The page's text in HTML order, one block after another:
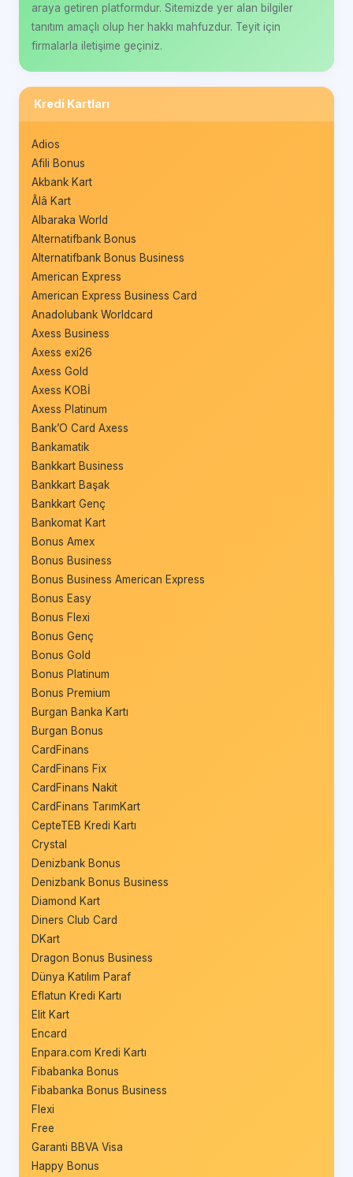
araya getiren platformdur. Sitemizde yer alan bilgiler
tanıtım amaçlı olup her hakkı mahfuzdur. Teyit için
firmalarla iletişime geçiniz.
Kredi Kartları
Adios
Afili Bonus
Akbank Kart
Âlâ Kart
Albaraka World
Alternatifbank Bonus
Alternatifbank Bonus Business
American Express
American Express Business Card
Anadolubank Worldcard
Axess Business
Axess exi26
Axess Gold
Axess KOBİ
Axess Platinum
Bank’O Card Axess
Bankamatik
Bankkart Business
Bankkart Başak
Bankkart Genç
Bankomat Kart
Bonus Amex
Bonus Business
Bonus Business American Express
Bonus Easy
Bonus Flexi
Bonus Genç
Bonus Gold
Bonus Platinum
Bonus Premium
Burgan Banka Kartı
Burgan Bonus
CardFinans
CardFinans Fix
CardFinans Nakit
CardFinans TarımKart
CepteTEB Kredi Kartı
Crystal
Denizbank Bonus
Denizbank Bonus Business
Diamond Kart
Diners Club Card
DKart
Dragon Bonus Business
Dünya Katılım Paraf
Eflatun Kredi Kartı
Elit Kart
Encard
Enpara.com Kredi Kartı
Fibabanka Bonus
Fibabanka Bonus Business
Flexi
Free
Garanti BBVA Visa
Happy Bonus